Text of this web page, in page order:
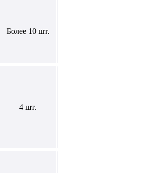
Более 10 шт.
4 шт.